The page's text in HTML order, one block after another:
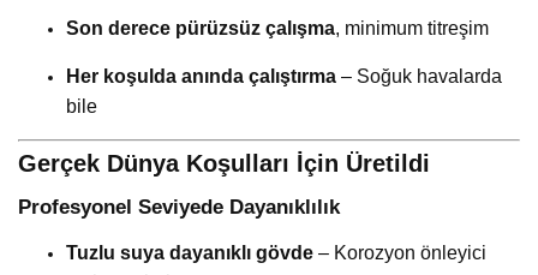
Son derece pürüzsüz çalışma, minimum titreşim
Her koşulda anında çalıştırma – Soğuk havalarda
bile
Gerçek Dünya Koşulları İçin Üretildi
Profesyonel Seviyede Dayanıklılık
Tuzlu suya dayanıklı gövde – Korozyon önleyici